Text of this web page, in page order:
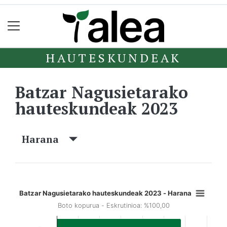
HAUTESKUNDEAK
Batzar Nagusietarako
hauteskundeak 2023
Harana
Batzar Nagusietarako hauteskundeak 2023 - Harana
Boto kopurua - Eskrutinioa: %100,00